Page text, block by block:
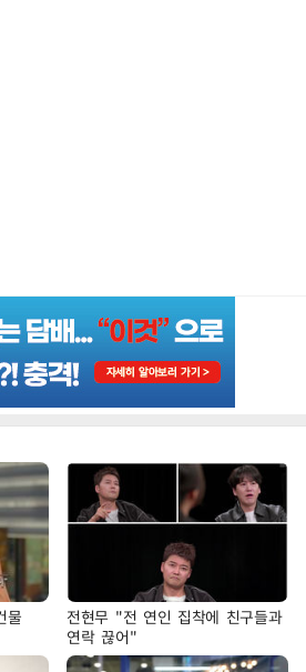
물
전현무 "전 연인 집착에 친구들과
연락 끊어"